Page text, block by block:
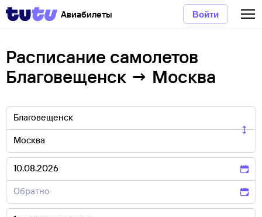
Авиабилеты Войти
Расписание самолетов
Благовещенск → Москва